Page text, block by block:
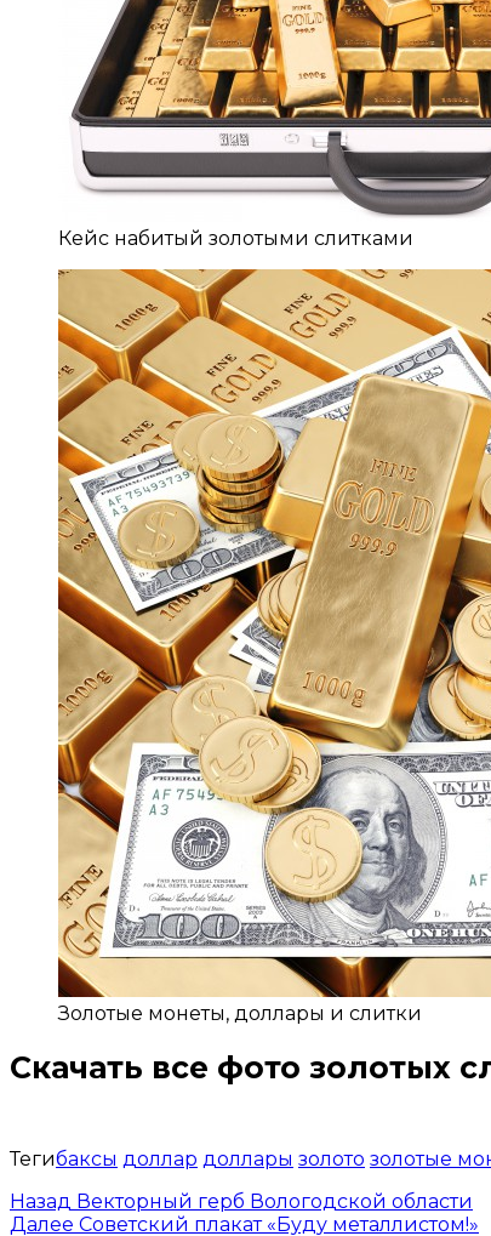
Кейс набитый золотыми слитками
Золотые монеты, доллары и слитки
Скачать все фото золотых
Тегибаксы доллар доллары золото золотые
Назад Векторный герб Вологодской области
Далее Советский плакат «Буду металлистом!»